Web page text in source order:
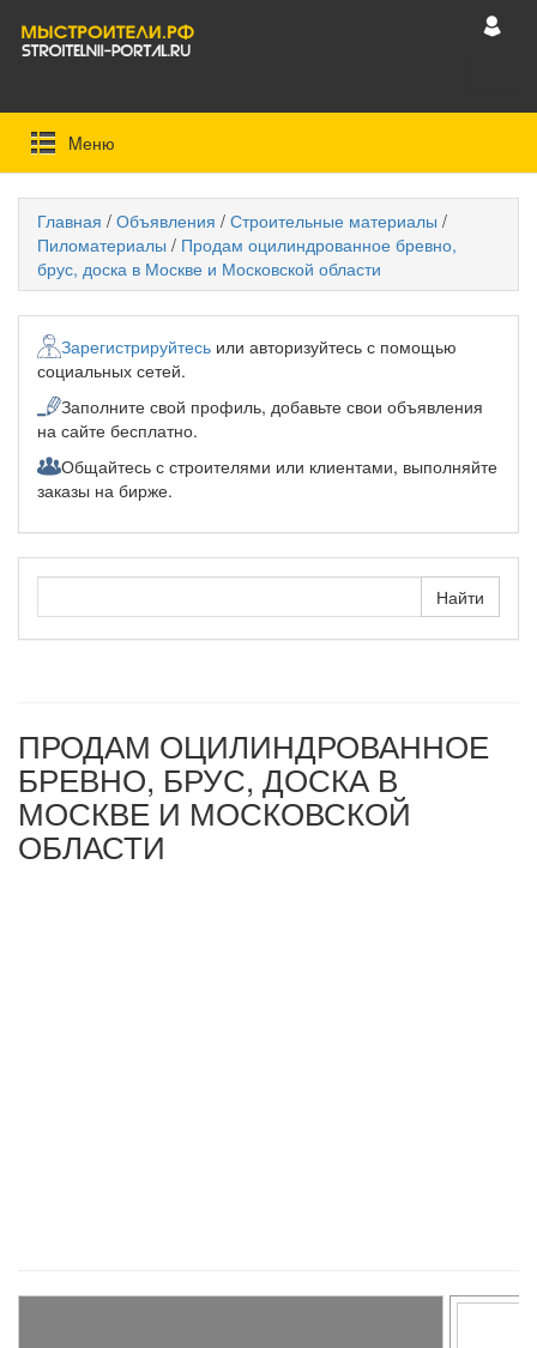
Mеню
Главная / Объявления / Строительные материалы /
Пиломатериалы / Продам оцилиндрованное бревно,
брус, доска в Москве и Московской области
Зарегистрируйтесь или авторизуйтесь с помощью
социальных сетей.
Заполните свой профиль, добавьте свои объявления
на сайте бесплатно.
Общайтесь с строителями или клиентами, выполняйте
заказы на бирже.
ПРОДАМ ОЦИЛИНДРОВАННОЕ
БРЕВНО, БРУС, ДОСКА В
МОСКВЕ И МОСКОВСКОЙ
ОБЛАСТИ